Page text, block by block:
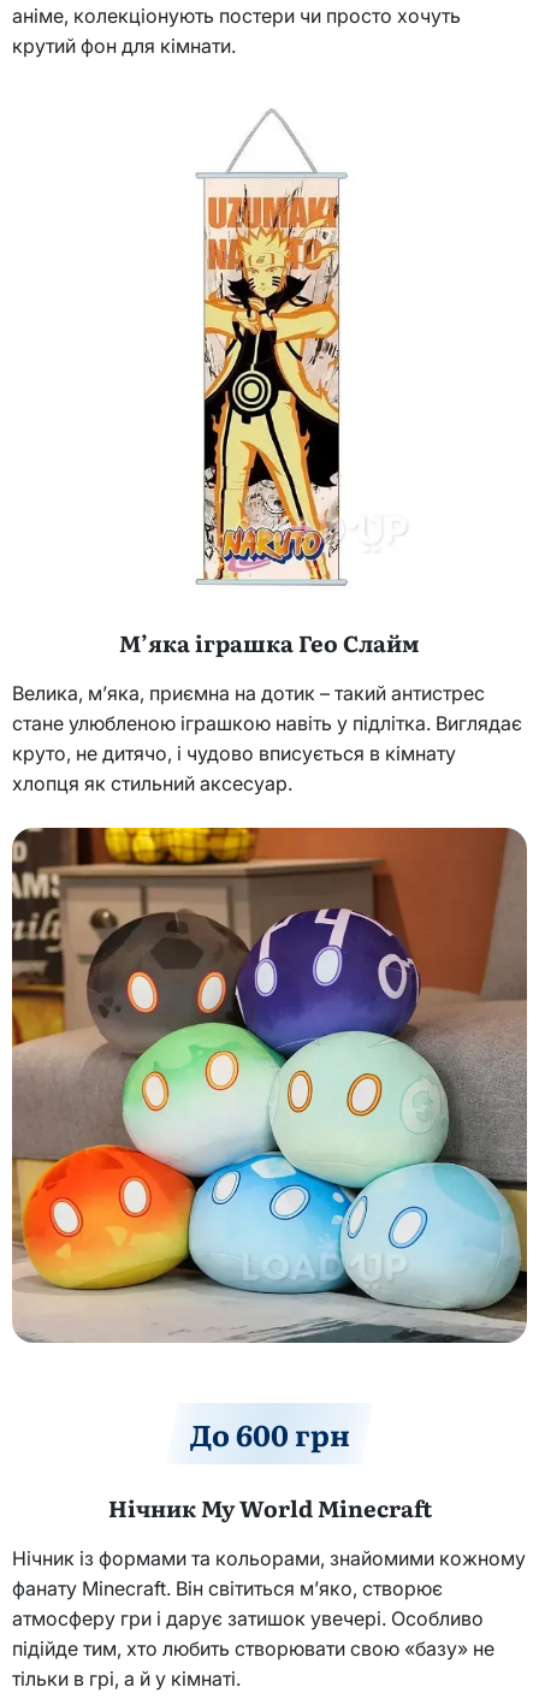
аніме, колекціонують постери чи просто хочуть
крутий фон для кімнати.
М’яка іграшка Гео Слайм
Велика, м’яка, приємна на дотик – такий антистрес
стане улюбленою іграшкою навіть у підлітка. Виглядає
круто, не дитячо, і чудово вписується в кімнату
хлопця як стильний аксесуар.
До 600 грн
Нічник My World Minecraft
Нічник із формами та кольорами, знайомими кожному
фанату Minecraft. Він світиться м’яко, створює
атмосферу гри і дарує затишок увечері. Особливо
підійде тим, хто любить створювати свою «базу» не
тільки в грі, а й у кімнаті.